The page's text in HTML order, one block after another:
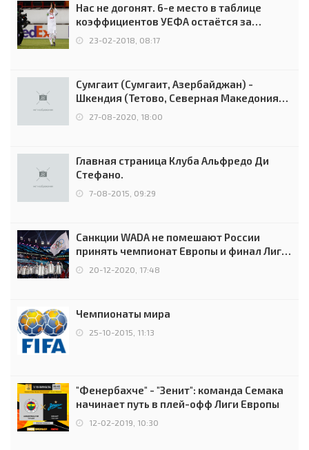
Нас не догонят. 6-е место в таблице
коэффициентов УЕФА остаётся за
Россией
23-02-2018, 08:17
Сумгаит (Сумгаит, Азербайджан) -
Шкендия (Тетово, Северная Македония) -
0:2 (0:0)
27-08-2020, 18:00
Главная страница Клуба Альфредо Ди
Стефано.
7-08-2015, 09:29
Санкции WADA не помешают России
принять чемпионат Европы и финал Лиги
чемпионов.
20-12-2020, 17:48
Чемпионаты мира
25-10-2015, 11:13
"Фенербахче" - "Зенит": команда Семака
начинает путь в плей-офф Лиги Европы
12-02-2019, 10:30